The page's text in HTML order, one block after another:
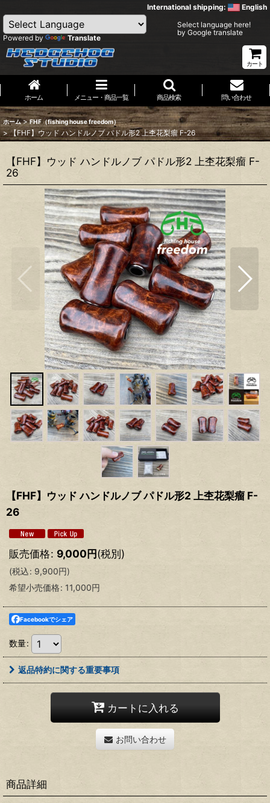
International shipping: English
Powered by Translate
Select language here!
by Google translate
カート
ホーム メニュー・商品一覧 商品検索 問い合わせ
ホーム > FHF（fishing house freedom）
> 【FHF】ウッド ハンドルノブ パドル形2 上杢花梨瘤 F-26
【FHF】ウッド ハンドルノブ パドル形2 上杢花梨瘤 F-
26
【FHF】ウッド ハンドルノブ パドル形2 上杢花梨瘤 F-
26
販売価格: 9,000円(税別)
(税込: 9,900円)
希望小売価格: 11,000円
Facebookでシェア
数量:
返品特約に関する重要事項
カートに入れる
お問い合わせ
商品詳細